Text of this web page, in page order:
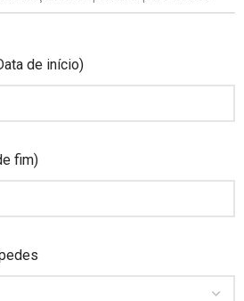
de início)
fim)